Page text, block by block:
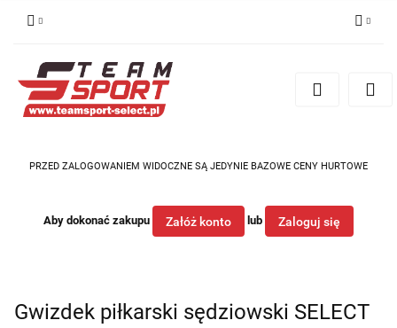
Zarejestruj się
PRZED ZALOGOWANIEM WIDOCZNE SĄ JEDYNIE BAZOWE CENY HURTOWE
Aby dokonać zakupu Załóż konto lub Zaloguj się
Gwizdek piłkarski sędziowski SELECT